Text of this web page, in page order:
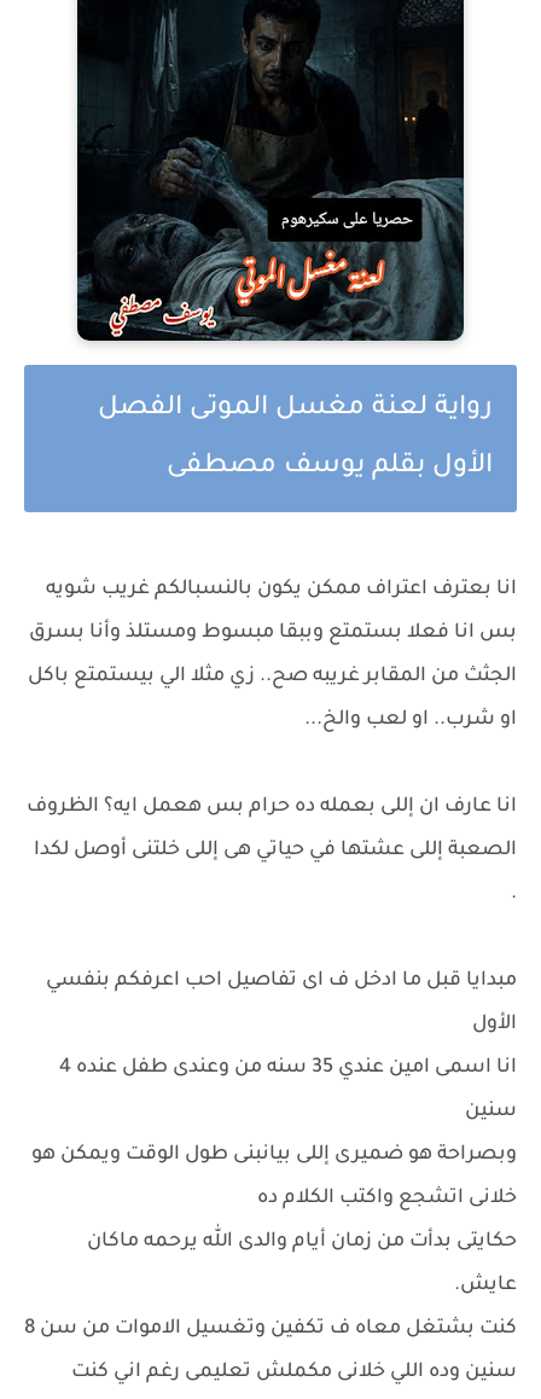
رواية لعنة مغسل الموتى الفصل
الأول بقلم يوسف مصطفى
انا بعترف اعتراف ممكن يكون بالنسبالكم غريب شويه
بس انا فعلا بستمتع وببقا مبسوط ومستلذ وأنا بسرق
الجثث من المقابر غريبه صح.. زي مثلا الي بيستمتع باكل
او شرب.. او لعب والخ...
انا عارف ان إللى بعمله ده حرام بس هعمل ايه؟ الظروف
الصعبة إللى عشتها في حياتي هى إللى خلتنى أوصل لكدا
.
مبدايا قبل ما ادخل ف اى تفاصيل احب اعرفكم بنفسي
الأول
انا اسمى امين عندي 35 سنه من وعندى طفل عنده 4
سنين
وبصراحة هو ضميرى إللى بيانبنى طول الوقت ويمكن هو
خلانى اتشجع واكتب الكلام ده
حكايتى بدأت من زمان أيام والدى الله يرحمه ماكان
عايش.
كنت بشتغل معاه ف تكفين وتغسيل الاموات من سن 8
سنين وده اللي خلانى مكملش تعليمى رغم اني كنت